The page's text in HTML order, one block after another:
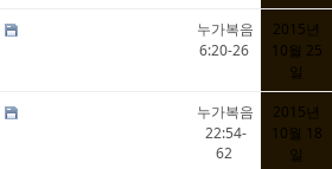
누가복음
6:20-26
2015년
10월 25
일
누가복음
22:54-
62
2015년
10월 18
일